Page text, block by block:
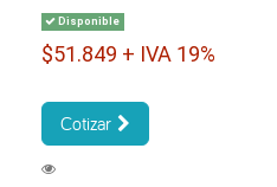
Disponible
$51.849 + IVA 19%
Cotizar